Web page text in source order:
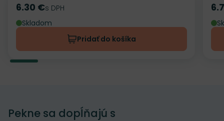
Cena
6.30 €s DPH
Skladom
Pridať do košíka
Pekne sa dopĺňajú s